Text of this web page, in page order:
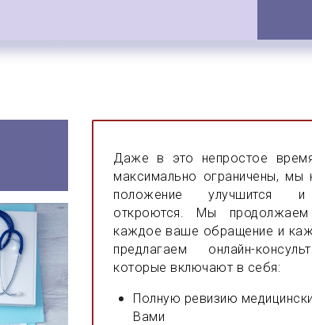
Даже в это непростое
максимально ограничены,
положение улучшится
откроются.
Мы продолжаем
каждое ваше обращение и
предлагаем онлайн-
которые включают в себя:
Полную ревизию
Вами